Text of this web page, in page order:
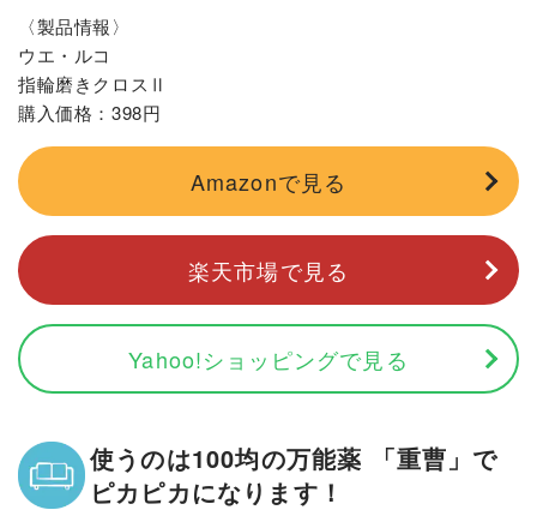
〈製品情報〉
ウエ・ルコ
指輪磨きクロスⅡ
購入価格：398円
Amazonで見る
楽天市場で見る
Yahoo!ショッピングで見る
使うのは100均の万能薬 「重曹」で
ピカピカになります！